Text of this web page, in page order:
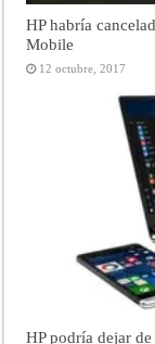
HP habría
Mobile
12 octubre, 2017
HP podría dejar